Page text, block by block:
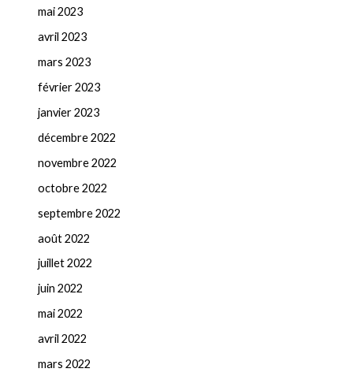
mai 2023
avril 2023
mars 2023
février 2023
janvier 2023
décembre 2022
novembre 2022
octobre 2022
septembre 2022
août 2022
juillet 2022
juin 2022
mai 2022
avril 2022
mars 2022